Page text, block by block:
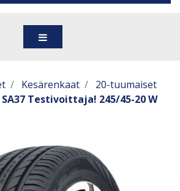
Kesärenkaat
20-tuumaiset
Testivoittaja! 245/45-20 W